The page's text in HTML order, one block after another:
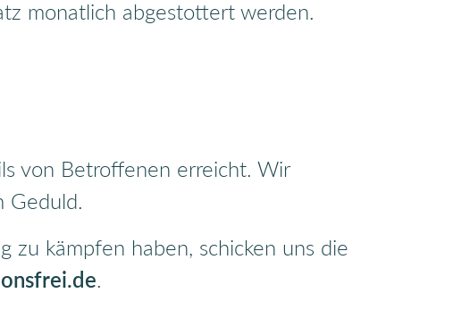
monatlich abgestottert werden.
von Betroffenen erreicht. Wir
zu kämpfen haben, schicken uns die